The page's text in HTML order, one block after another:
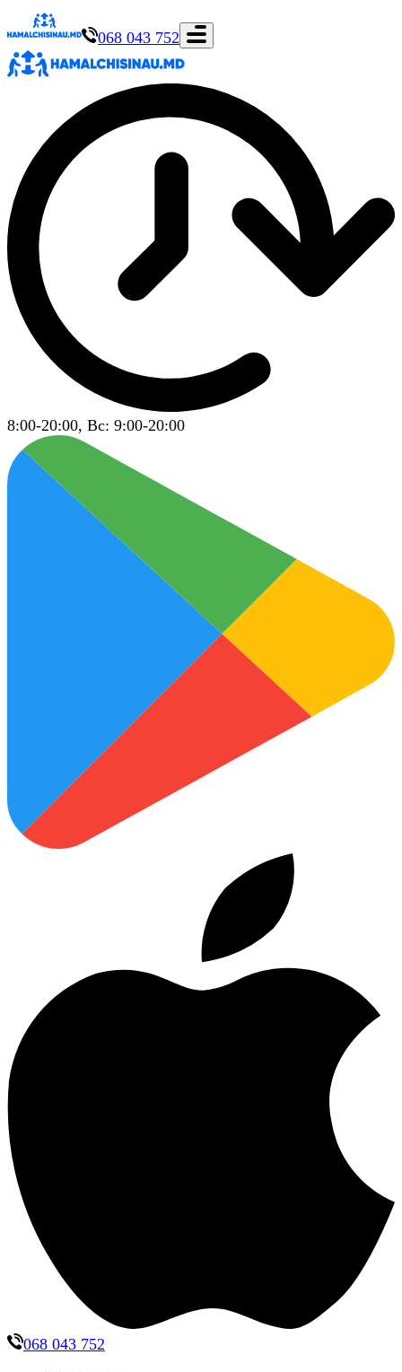
068 043 752
8:00-20:00, Вс: 9:00-20:00
068 043 752